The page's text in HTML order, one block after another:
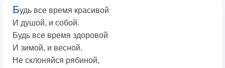
Будь все время красивой
И душой, и собой.
Будь все время здоровой
И зимой, и весной.
Не склоняйся рябиной,